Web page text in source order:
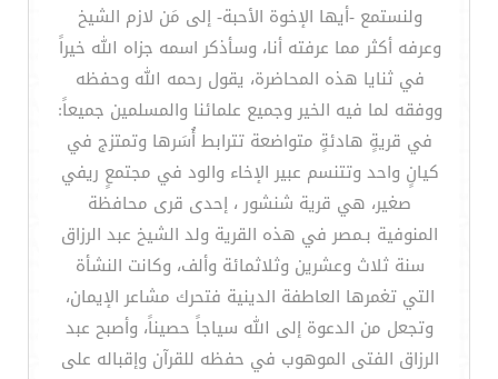
ولنستمع -أيها الإخوة الأحبة- إلى مَن لازم الشيخ
وعرفه أكثر مما عرفته أنا، وسأذكر اسمه جزاه الله خيراً
في ثنايا هذه المحاضرة، يقول رحمه الله وحفظه
ووفقه لما فيه الخير وجميع علمائنا والمسلمين جميعاً:
في قريةٍ هادئةٍ متواضعة تترابط أُسَرها وتمتزج في
كيانٍ واحد وتتنسم عبير الإخاء والود في مجتمعٍ ريفي
صغير، هي قرية شنشور ، إحدى قرى محافظة
المنوفية بـمصر في هذه القرية ولد الشيخ عبد الرزاق
سنة ثلاث وعشرين وثلاثمائة وألف، وكانت النشأة
التي تغمرها العاطفة الدينية فتحرك مشاعر الإيمان،
وتجعل من الدعوة إلى الله سياجاً حصيناً، وأصبح عبد
الرزاق الفتى الموهوب في حفظه للقرآن وإقباله على